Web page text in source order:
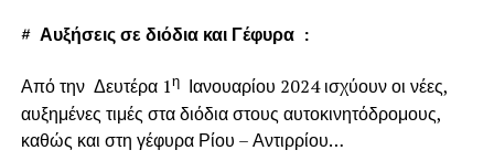
# Αυξήσεις σε διόδια και Γέφυρα :
Από την Δευτέρα 1ηΙανουαρίου 2024 ισχύουν οι νέες,
αυξημένες τιμές στα διόδια στους αυτοκινητόδρομους,
καθώς και στη γέφυρα Ρίου – Αντιρρίου…